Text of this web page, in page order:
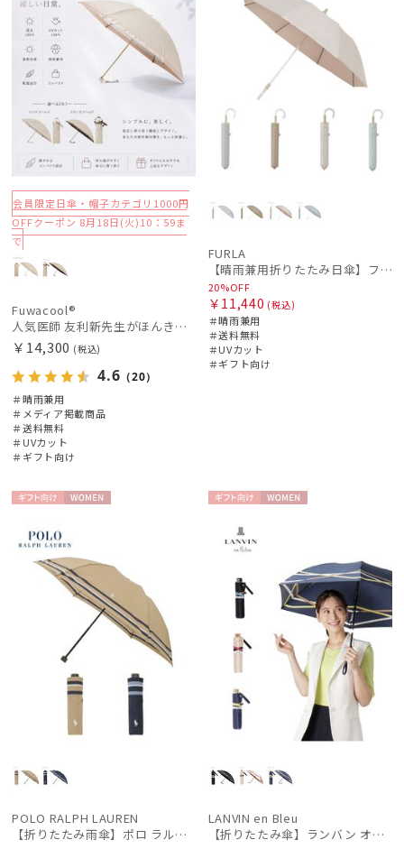
その他
価格・割引率
在庫表示
販売状況
入荷状況
会員限定日傘・帽子カテゴリ1000円
OFFクーポン 8月18日(火)10：59ま
で
Fuwacool®
人気医師 友利新先生がほんきで作った”絶対に忘れない誰でも日傘” 55【晴雨兼用折りたたみ日傘】フワクール® (Fuwacool®) 雨の日OK 軽量 遮光100% UV100%
￥14,300 (税込)
4.6 （20）
＃晴雨兼用
＃メディア掲載商品
＃送料無料
＃UVカット
＃ギフト向け
FURLA
【晴雨兼用折りたたみ日傘】フルラ (FURLA) パールリボンジャガード 遮光99.99 遮熱 UV99.99
20%OFF
￥11,440 (税込)
＃晴雨兼用
＃送料無料
＃UVカット
＃ギフト向け
向け
POLO RALPH LAUREN
【折りたたみ雨傘】ポロ ラルフ ローレン（POLO RALPH LAUREN）裾ボーダー 日本製
LANVIN en Bleu
【折りたたみ傘】ランバン オン ブルー (LANVIN en Bleu) サテンリボンボーダー 簡単開閉